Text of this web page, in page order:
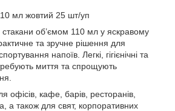
мл жовтий 25 шт/уп
стакани об’ємом 110 мл у яскравому
та зручне рішення для
напоїв. Легкі, гігієнічні та
миття та спрощують
офісів, кафе, барів, ресторанів,
а також для свят, корпоративних